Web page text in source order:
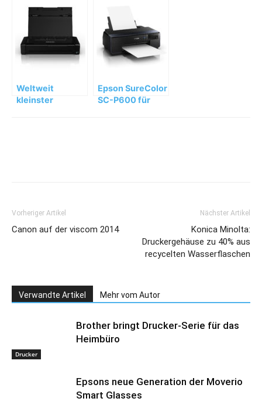
Drucker für
kleine
mit NFC-
Datenübertragung
Touchscreen
und für
Mobilengeräte-
Ausdruck
Weltweit
kleinster
Epson SureColor
SC-P600 für
Vorheriger Artikel
Canon auf der viscom 2014
Nächster Artikel
Konica Minolta:
Druckergehäuse zu 40% aus
recycelten Wasserflaschen
Verwandte Artikel Mehr vom Autor
Drucker
Brother bringt Drucker-Serie für das
Heimbüro
Epsons neue Generation der Moverio
Smart Glasses